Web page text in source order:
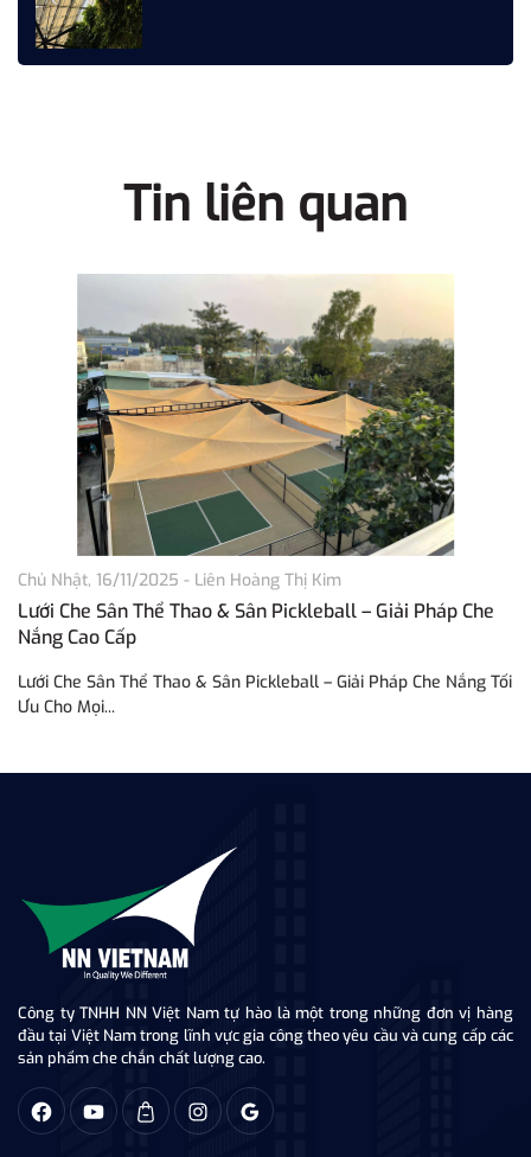
Tin liên quan
Chủ Nhật, 16/11/2025 - Liên Hoàng Thị Kim
Lưới Che Sân Thể Thao & Sân Pickleball – Giải Pháp Che
Nắng Cao Cấp
Lưới Che Sân Thể Thao & Sân Pickleball – Giải Pháp Che Nắng Tối
Ưu Cho Mọi...
Công ty TNHH NN Việt Nam tự hào là một trong những đơn vị hàng
đầu tại Việt Nam trong lĩnh vực gia công theo yêu cầu và cung cấp các
sản phẩm che chắn chất lượng cao.